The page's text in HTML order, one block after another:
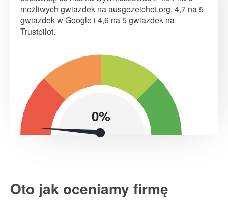
możliwych gwiazdek na ausgezeichet.org, 4,7 na 5
gwiazdek w Google i 4,6 na 5 gwiazdek na
Trustpilot.
0%
Oto jak oceniamy firmę